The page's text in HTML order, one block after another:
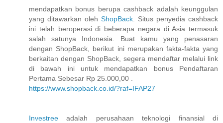
mendapatkan bonus berupa cashback adalah keunggulan
yang ditawarkan oleh ShopBack . Situs penyedia cashback
ini telah beroperasi di beberapa negara di Asia termasuk
salah satunya Indonesia. Buat kamu yang penasaran
dengan ShopBack, berikut ini merupakan fakta-fakta yang
berkaitan dengan ShopBack, segera mendaftar melalui link
di bawah ini untuk mendapatkan bonus Pendaftaran
Pertama Sebesar Rp 25.000,00 .
https://www.shopback.co.id/?raf=IFAP27
Investree adalah perusahaan teknologi finansial di